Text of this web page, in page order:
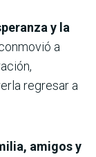
y la
a
regresar a
amigos y